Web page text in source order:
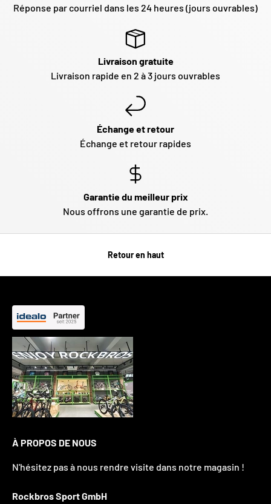
Réponse par courriel dans les 24 heures (jours ouvrables)
Livraison gratuite
Livraison rapide en 2 à 3 jours ouvrables
Échange et retour
Échange et retour rapides
Garantie du meilleur prix
Nous offrons une garantie de prix.
Retour en haut
À PROPOS DE NOUS
N'hésitez pas à nous rendre visite dans notre magasin !
Rockbros Sport GmbH